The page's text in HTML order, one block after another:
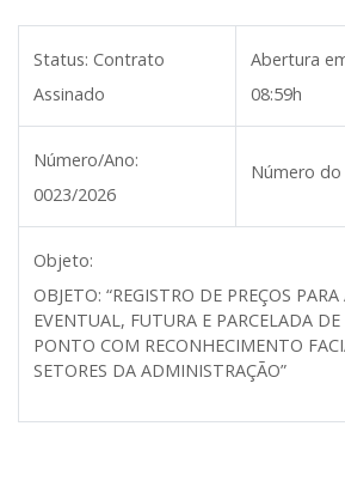
Status: Contrato
Assinado
Abertura
08:59h
Número/Ano:
0023/2026
Número do
Objeto:
OBJETO: “REGISTRO DE PREÇOS
EVENTUAL, FUTURA E PARCELADA
PONTO COM RECONHECIMENTO
SETORES DA ADMINISTRAÇÃO”